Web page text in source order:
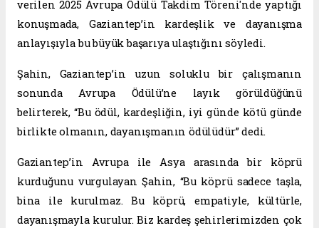
verilen 2025 Avrupa Ödülü Takdim Töreni'nde yaptığı
konuşmada, Gaziantep’in kardeşlik ve dayanışma
anlayışıyla bu büyük başarıya ulaştığını söyledi.
Şahin, Gaziantep’in uzun soluklu bir çalışmanın
sonunda Avrupa Ödülü’ne layık görüldüğünü
belirterek, “Bu ödül, kardeşliğin, iyi günde kötü günde
birlikte olmanın, dayanışmanın ödülüdür” dedi.
Gaziantep’in Avrupa ile Asya arasında bir köprü
kurduğunu vurgulayan Şahin, “Bu köprü sadece taşla,
bina ile kurulmaz. Bu köprü, empatiyle, kültürle,
dayanışmayla kurulur. Biz kardeş şehirlerimizden çok